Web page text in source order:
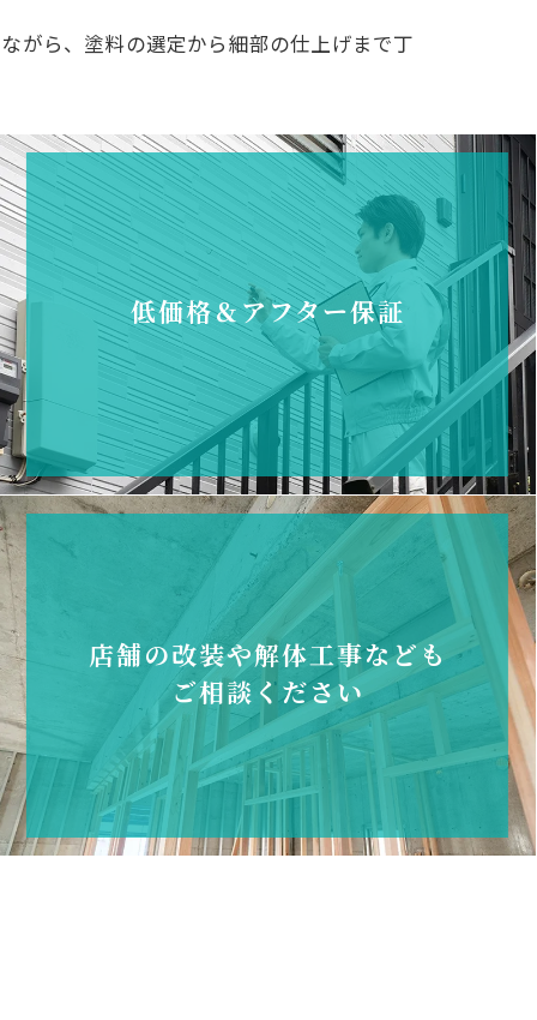
がら、塗料の選定から細部の仕上げまで丁
低価格＆アフター保証
店舗の改装や解体工事なども
ご相談ください